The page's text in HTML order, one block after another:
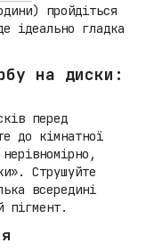
пройдіться
ідеально гладка
на диски:
перед
до кімнатної
Струшуйте
всередині
пігмент.